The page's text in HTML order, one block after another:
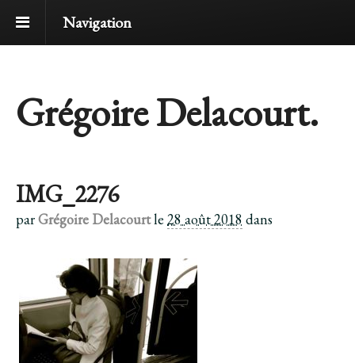
Navigation
Grégoire Delacourt.
IMG_2276
parGrégoire Delacourtle 28 août 2018 dans